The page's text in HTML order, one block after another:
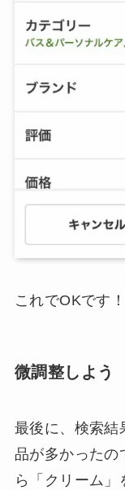
これでOKです！
微調整しよう
最後に、検索結
品が多かったの
ら「クリーム